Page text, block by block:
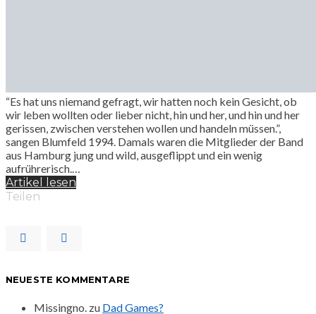
“Es hat uns niemand gefragt, wir hatten noch kein Gesicht, ob
wir leben wollten oder lieber nicht, hin und her, und hin und her
gerissen, zwischen verstehen wollen und handeln müssen.”,
sangen Blumfeld 1994. Damals waren die Mitglieder der Band
aus Hamburg jung und wild, ausgeflippt und ein wenig
aufrührerisch.…
Artikel lesen
Teilen
NEUESTE KOMMENTARE
Missingno. zu Dad Games?